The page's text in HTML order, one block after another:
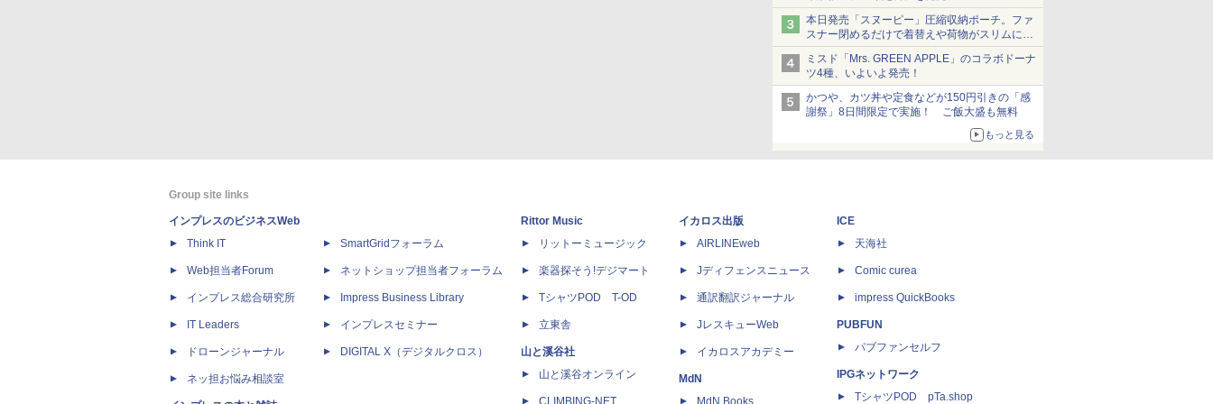
本日発売「スヌーピー」圧縮収納ポーチ。ファ
スナー閉めるだけで着替えや荷物がスリムにま
とまる
ミスド「Mrs. GREEN APPLE」のコラボドーナ
ツ4種、いよいよ発売！
かつや、カツ丼や定食などが150円引きの「感
謝祭」8日間限定で実施！ ご飯大盛も無料
もっと見る
Group site links
インプレスのビジネスWeb
Think IT
Web担当者Forum
インプレス総合研究所
IT Leaders
ドローンジャーナル
ネッ担お悩み相談室
SmartGridフォーラム
ネットショップ担当者フォーラム
Impress Business Library
インプレスセミナー
DIGITAL X（デジタルクロス）
Rittor Music
リットーミュージック
楽器探そう!デジマート
TシャツPOD T-OD
立東舎
山と溪谷社
山と溪谷オンライン
CLIMBING-NET
イカロス出版
AIRLINEweb
Jディフェンスニュース
通訳翻訳ジャーナル
JレスキューWeb
イカロスアカデミー
MdN
MdN Books
ICE
天海社
Comic curea
impress QuickBooks
PUBFUN
パブファンセルフ
IPGネットワーク
TシャツPOD pTa.shop